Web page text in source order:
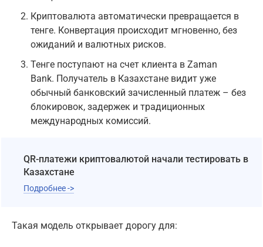
Криптовалюта автоматически превращается в
тенге. Конвертация происходит мгновенно, без
ожиданий и валютных рисков.
Тенге поступают на счет клиента в Zaman
Bank. Получатель в Казахстане видит уже
обычный банковский зачисленный платеж – без
блокировок, задержек и традиционных
международных комиссий.
QR-платежи криптовалютой начали тестировать в
Казахстане
Подробнее ->
Такая модель открывает дорогу для: